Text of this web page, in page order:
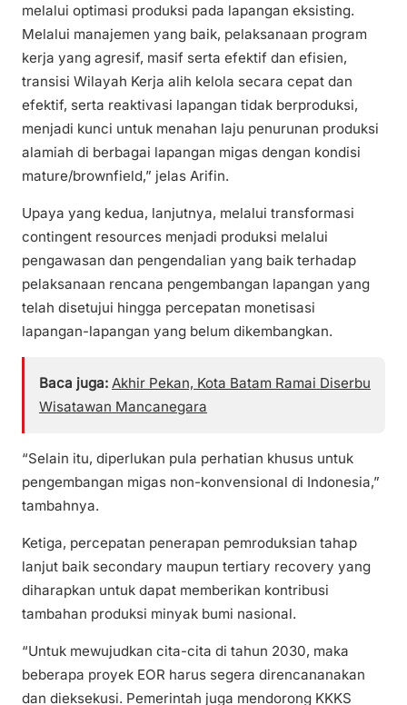
melalui optimasi produksi pada lapangan eksisting.
Melalui manajemen yang baik, pelaksanaan program
kerja yang agresif, masif serta efektif dan efisien,
transisi Wilayah Kerja alih kelola secara cepat dan
efektif, serta reaktivasi lapangan tidak berproduksi,
menjadi kunci untuk menahan laju penurunan produksi
alamiah di berbagai lapangan migas dengan kondisi
mature/brownfield,” jelas Arifin.
Upaya yang kedua, lanjutnya, melalui transformasi
contingent resources menjadi produksi melalui
pengawasan dan pengendalian yang baik terhadap
pelaksanaan rencana pengembangan lapangan yang
telah disetujui hingga percepatan monetisasi
lapangan-lapangan yang belum dikembangkan.
Baca juga: Akhir Pekan, Kota Batam Ramai Diserbu
Wisatawan Mancanegara
“Selain itu, diperlukan pula perhatian khusus untuk
pengembangan migas non-konvensional di Indonesia,”
tambahnya.
Ketiga, percepatan penerapan pemroduksian tahap
lanjut baik secondary maupun tertiary recovery yang
diharapkan untuk dapat memberikan kontribusi
tambahan produksi minyak bumi nasional.
“Untuk mewujudkan cita-cita di tahun 2030, maka
beberapa proyek EOR harus segera direncananakan
dan dieksekusi. Pemerintah juga mendorong KKKS